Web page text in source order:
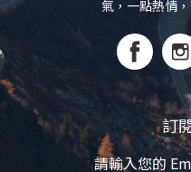
氣，一點熱情
訂